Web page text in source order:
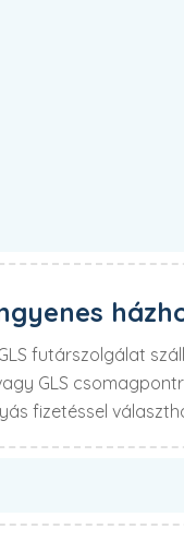
futárszolgálat
GLS
fizetéssel